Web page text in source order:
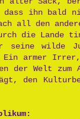
ihn bald
all den
die Lande
seine wilde
Ein armer
der Welt zum
den